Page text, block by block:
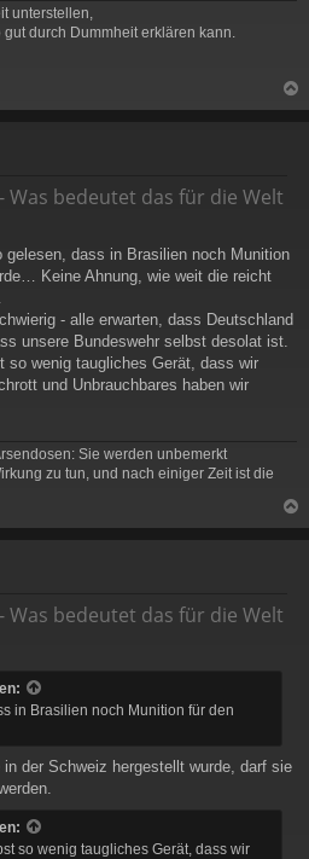
unterstellen,
durch Dummheit erklären kann.
a
Was bedeutet das für die Welt
gelesen, dass in Brasilien noch Munition
Keine Ahnung, wie weit die reicht
- alle erwarten, dass Deutschland
unsere Bundeswehr selbst desolat ist.
so wenig taugliches Gerät, dass wir
und Unbrauchbares haben wir
Sie werden unbemerkt
zu tun, und nach einiger Zeit ist die
a
Was bedeutet das für die Welt
in Brasilien noch Munition für den
der Schweiz hergestellt wurde, darf sie
so wenig taugliches Gerät, dass wir